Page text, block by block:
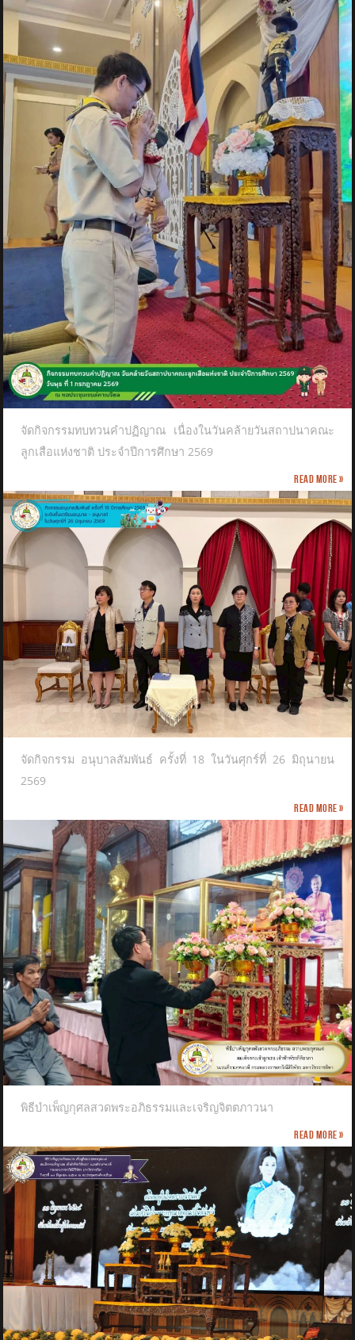
จัดกิจกรรมทบทวนคำปฏิญาณ เนื่องในวันคล้ายวันสถาปนาคณะ
ลูกเสือแห่งชาติ​ ประจำปีการศึกษา 2569
Read more »
จัดกิจกรรม อนุบาลสัมพันธ์ ครั้งที่ 18 ในวันศุกร์ที่ 26 มิถุนายน
2569
Read more »
พิธีบำเพ็ญกุศลสวดพระอภิธรรมและเจริญจิตตภาวนา
Read more »